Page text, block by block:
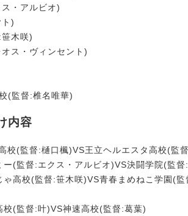
・アルビオ)
)
木咲)
ス・ヴィンセント)
(監督:椎名唯華)
内容
校(監督:樋口楓)VS王立ヘルエスタ高校(監
(監督:エクス・アルビオ)VS決闘学院(監督
高校(監督:笹木咲)VS青春まめねこ学園(監
(監督:叶)VS神速高校(監督:葛葉)